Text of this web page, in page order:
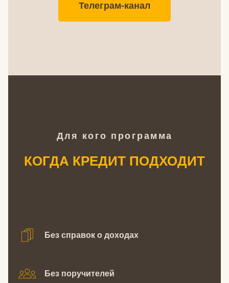
Телеграм-канал
Для кого программа
КОГДА КРЕДИТ ПОДХОДИТ
Без справок о доходах
Без поручителей